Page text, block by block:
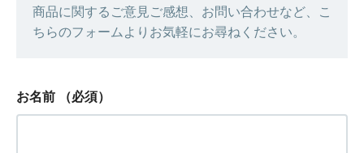
商品に関するご意見ご感想、お問い合わせなど、こ
ちらのフォームよりお気軽にお尋ねください。
お名前 （必須）